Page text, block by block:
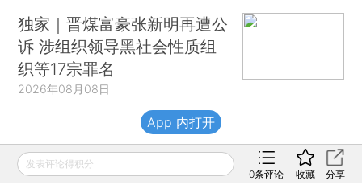
独家｜晋煤富豪张新明再遭公
诉 涉组织领导黑社会性质组
织等17宗罪名
2026年08月08日
财新移动
发表评论得积分
0条评论 收藏 分享
App 内打开